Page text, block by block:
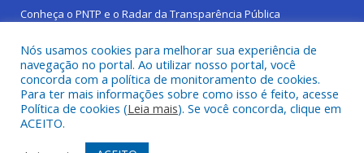
Conheça o PNTP e o Radar da Transparência Pública
Todos os direitos reservados a Prefeitura Municipal de São
Sebastião da Boa Vista.
Nós usamos cookies para melhorar sua experiência de
navegação no portal. Ao utilizar nosso portal, você
concorda com a política de monitoramento de cookies.
Para ter mais informações sobre como isso é feito, acesse
Política de cookies (Leia mais). Se você concorda, clique em
ACEITO.